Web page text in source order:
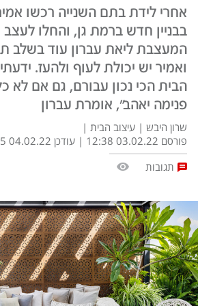
כבוי
צ'אט הספורט
התראות
חדשות
ביטחוני
בעולם
בחירות 2026
מילה ביום
כלכלה
מונדיאל
תחזית
אחד ביום
ערב טוב
נסיעות
מפת
12+
אחרי לידת בתם השנייה רכשו
בבניין חדש ברמת גן, והחלו
המעצבת ליאת עברון עוד בשלב
ואמיר יש יכולת לעוף ולהעז.
הבית הכי נכון עבורם, גם אם לא
פנימה יאהב", אומרת עברון
שרון היבש| עיצוב הבית |
פורסם 12:38 03.02.22 | עודכן 19:55 04.02.22
תגובות